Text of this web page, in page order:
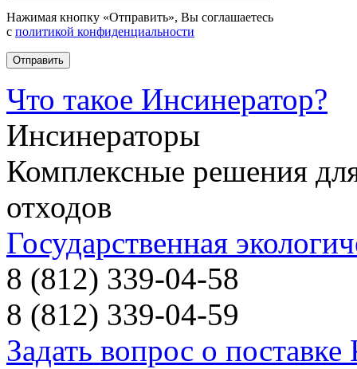
Нажимая кнопку «Отправить», Вы соглашаетесь
с политикой конфиденциальности
Что такое Инсинератор?
Инсинераторы
Комплексные решения
отходов
Государственная
8 (812) 339-04-58
8 (812) 339-04-59
Задать вопрос о